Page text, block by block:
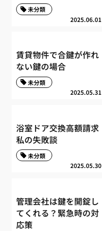
2025.06.01
未分類
賃貸物件で合鍵が作れ
ない鍵の場合
2025.05.31
未分類
浴室ドア交換高額請求
私の失敗談
2025.05.30
未分類
管理会社は鍵を開錠し
てくれる？緊急時の対
応策